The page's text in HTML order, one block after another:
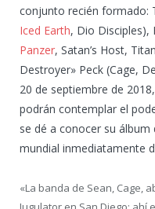
conjunto recién formado:
Iced Earth, Dio Disciples),
Panzer, Satan’s Host,
Destroyer» Peck (Cage,
20 de septiembre de
podrán contemplar el
se dé a conocer su
mundial inmediatamente
«La banda de Sean, Cage,